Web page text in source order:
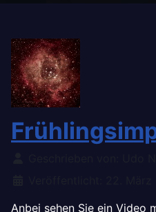
Anbei sehen Sie ein Video